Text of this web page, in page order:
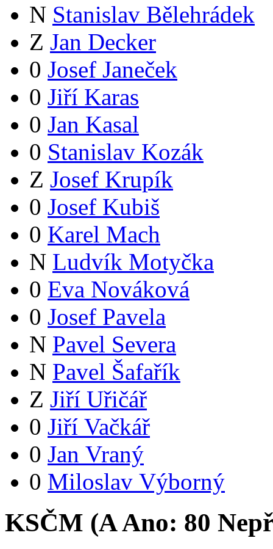
N Stanislav Bělehrádek
Z Jan Decker
0 Josef Janeček
0 Jiří Karas
0 Jan Kasal
0 Stanislav Kozák
Z Josef Krupík
0 Josef Kubiš
0 Karel Mach
N Ludvík Motyčka
0 Eva Nováková
0 Josef Pavela
N Pavel Severa
N Pavel Šafařík
Z Jiří Uřičář
0 Jiří Vačkář
0 Jan Vraný
0 Miloslav Výborný
KSČM (AAno: 80